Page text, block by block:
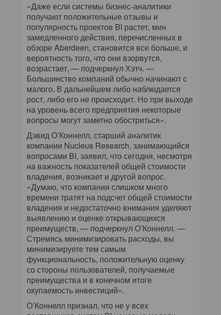
«Даже если системы бизнес-аналитики
получают положительные отзывы и
популярность проектов BI растет, мин
замедленного действия, перечисленных в
обзоре Aberdeen, становится все больше, и
вероятность того, что они взорвутся,
возрастает, — подчеркнул Хэтч. —
Большинство компаний обычно начинают с
малого. В дальнейшем либо наблюдается
рост, либо его не происходит. Но при выходе
на уровень всего предприятия некоторые
вопросы могут заметно обостриться».
Дэвид О’Коннелл, старший аналитик
компании Nucleus Research, занимающийся
вопросами BI, заявил, что сегодня, несмотря
на важность показателей общей стоимости
владения, возникает и другой вопрос.
«Думаю, что компании слишком много
времени тратят на подсчет общей стоимости
владения и недостаточно внимания уделяют
выявлению и оценке открывающихся
преимуществ, — подчеркнул О’Коннелл. —
Стремясь минимизировать расходы, вы
минимизируете тем самым
функциональность, положительную оценку
со стороны пользователей, получаемые
преимущества и в конечном итоге
окупаемость инвестиций».
О’Коннелл признал, что не у всех